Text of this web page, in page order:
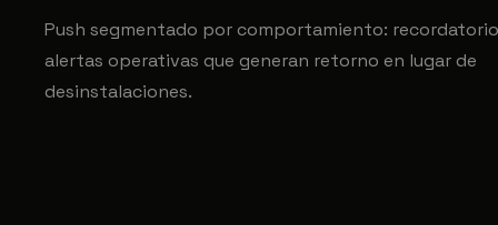
Push segmentado por comportamiento:
alertas operativas que generan retorno en lugar de
desinstalaciones.